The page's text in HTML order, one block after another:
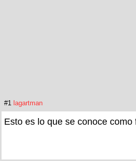
#1 lagartman
Esto es lo que se conoce como